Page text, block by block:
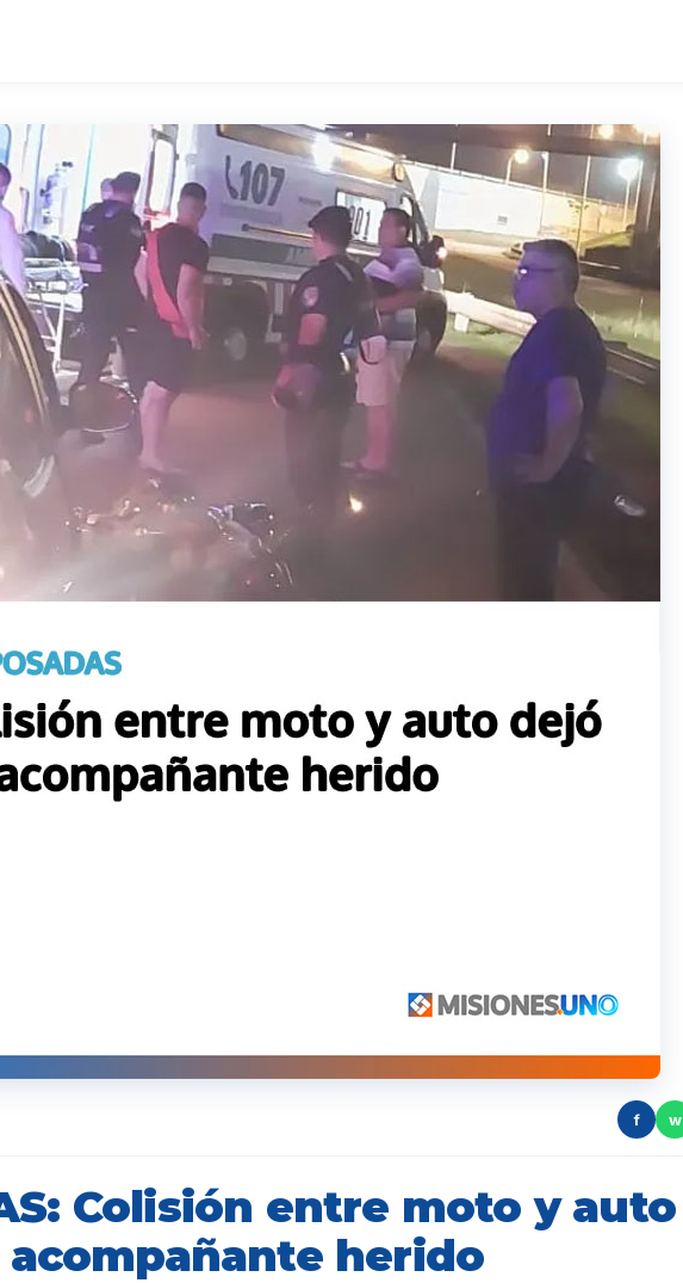
f w
Colisión entre moto y auto
herido